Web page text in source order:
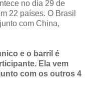
no dia 29 de
22 países. O Brasil
com China,
e o barril é
Ela vem
com os outros 4